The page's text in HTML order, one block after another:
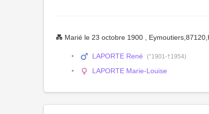
💑 Marié le 23 octobre 1900 ,
LAPORTE René (°1901-†1954)
LAPORTE Marie-Louise